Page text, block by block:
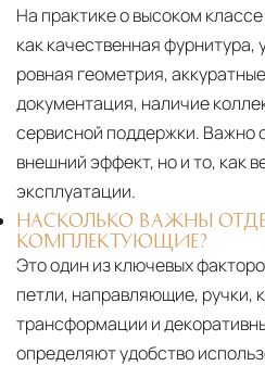
На практике о высоком
как качественная фурнитура,
ровная геометрия,
документация, наличие
сервисной поддержки. Важно
внешний эффект, но и то, как
эксплуатации.
НАСКОЛЬКО ВАЖНЫ
КОМПЛЕКТУЮЩИЕ?
Это один из ключевых
петли, направляющие, ручки,
трансформации и
определяют удобство